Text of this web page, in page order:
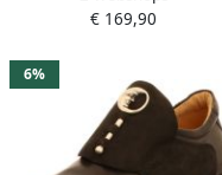
€ 169,90
6%